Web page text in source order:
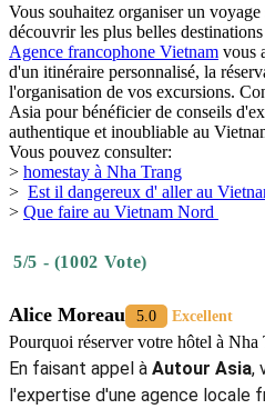
Vous souhaitez organiser un
découvrir les plus belles
Agence francophone Vietnam vous
d'un itinéraire personnalisé, la
l'organisation de vos excursions.
Asia pour bénéficier de conseils
authentique et inoubliable au
Vous pouvez consulter:
> homestay à Nha Trang
> Est il dangereux d' aller au
> Que faire au Vietnam Nord
5/5 - (1002 Vote)
Alice Moreau 5.0 Excellent
Pourquoi réserver votre hôtel à
En faisant appel à Autour Asia,
l'expertise d'une agence locale